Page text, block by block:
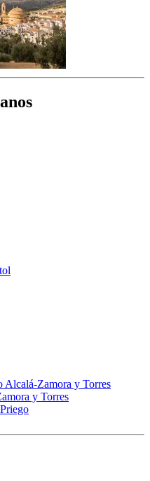
Alcalá-Zamora y Torres
y Torres